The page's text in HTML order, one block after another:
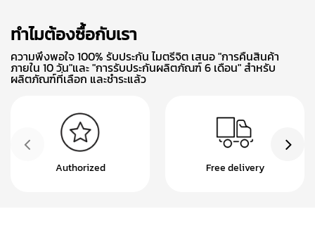
ทำไมต้องซื้อกับเรา
ความพึงพอใจ 100% รับประกัน ไมตรีจิต เสนอ "การคืนสินค้า
ภายใน 10 วัน"และ "การรับประกันผลิตภัณฑ์ 6 เดือน" สำหรับ
ผลิตภัณฑ์ที่เลือก และชำระแล้ว
Authorized Free delivery